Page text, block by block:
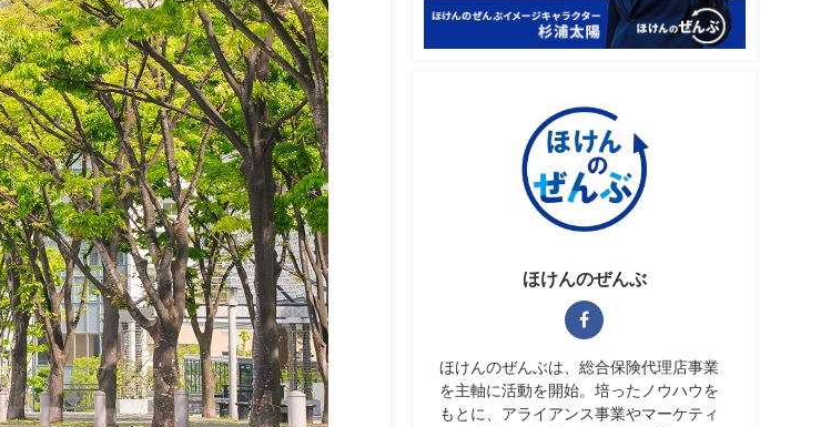
ほけんのぜんぶ
ほけんのぜんぶは、総合保険代理店事業
を主軸に活動を開始。培ったノウハウを
もとに、アライアンス事業やマーケティ